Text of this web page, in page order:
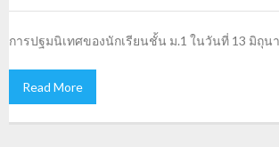
การปฐมนิเทศของนักเรียนชั้น ม.1 ในวันที่ 13 มิถุน
Read More